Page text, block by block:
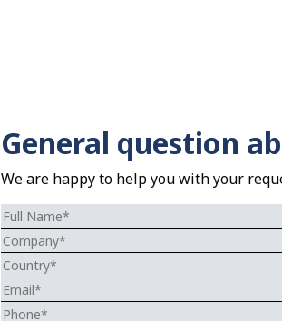
General question
We are happy to help you with your